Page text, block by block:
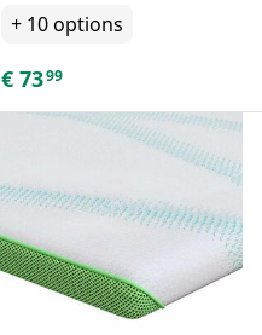
+ 10options
€ 7399